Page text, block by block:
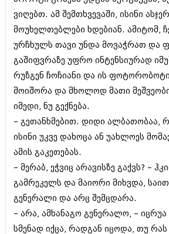
ვიღებთ. ამ შემთხვევაში, ისინი
მოუხელთებლები ხდებიან. ამიტომ,
ურჩხულს თავი უნდა მოვაჭრათ და
გაშიფვრაზე უფრო ინტენსიურად
რუზგენ ჩოჩიანი და ის
მოიშორა და მხოლოდ მათი
იმედი, ნუ გექნება.
– გეთანხმებით. დიდი ალბათობაა,
ისინი უკვე დახოცა ან უახლოეს
ამის გაკეთებას.
– მერაბ, ეჭვიც არავისზე გაქვს? –
გამრეკელს და მაიორი მიხვდა, საით
გენერალი და არც შემცდარა.
– არა, ამხანაგო გენერალო, – იცრუა
სმენად იქცა, რადგან იცოდა, თუ